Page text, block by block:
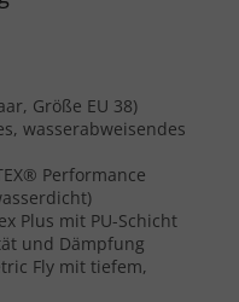
Größe EU 38)
wasserabweisendes
Performance
Plus mit PU-Schicht
und Dämpfung
Fly mit tiefem,